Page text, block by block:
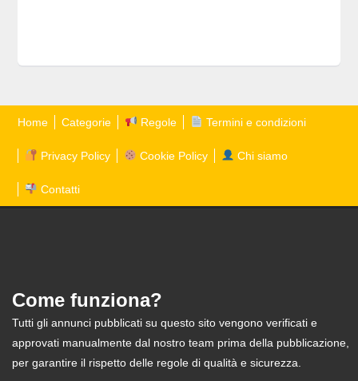
Home Categorie Regole Termini e condizioni
Privacy Policy Cookie Policy Chi siamo
Contatti
Come funziona?
Tutti gli annunci pubblicati su questo sito vengono verificati e
approvati manualmente dal nostro team prima della pubblicazione,
per garantire il rispetto delle regole di qualità e sicurezza.